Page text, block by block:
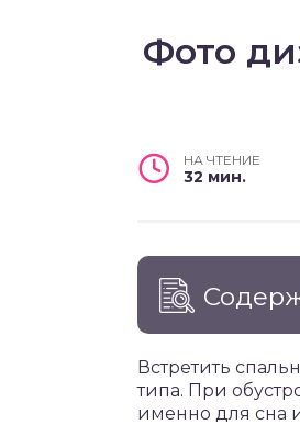
Фото
НА ЧТЕНИЕ
32 мин.
Встретить
типа. При
именно для сна